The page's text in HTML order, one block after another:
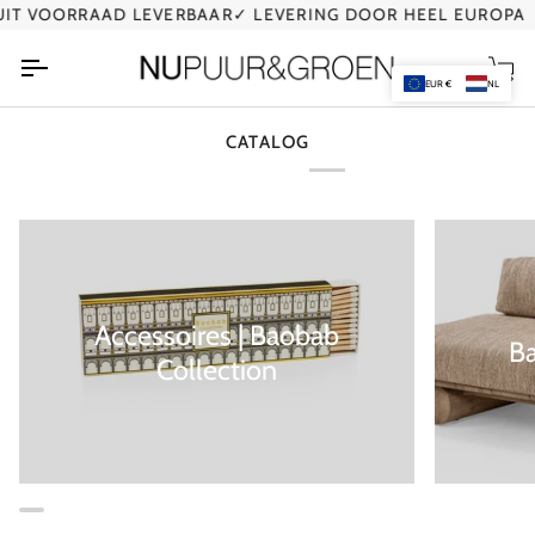
Ga
inhoud
LEVERBAAR✓ LEVERING DOOR HEEL EUROPA
CATALOG
Accessoires | Baobab
Collection
EUR € NL